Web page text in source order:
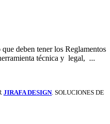
deben tener los Reglamentos
técnica y legal, ...
JIRAFA DESIGN. SOLUCIONES DE